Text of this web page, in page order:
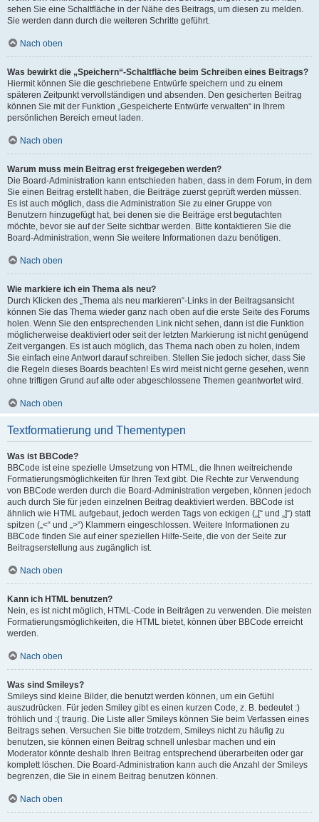
sehen Sie eine Schaltfläche in der Nähe des Beitrags, um diesen zu melden.
Sie werden dann durch die weiteren Schritte geführt.
Nach oben
Was bewirkt die „Speichern“-Schaltfläche beim Schreiben eines Beitrags?
Hiermit können Sie die geschriebene Entwürfe speichern und zu einem
späteren Zeitpunkt vervollständigen und absenden. Den gesicherten Beitrag
können Sie mit der Funktion „Gespeicherte Entwürfe verwalten“ in Ihrem
persönlichen Bereich erneut laden.
Nach oben
Warum muss mein Beitrag erst freigegeben werden?
Die Board-Administration kann entschieden haben, dass in dem Forum, in dem
Sie einen Beitrag erstellt haben, die Beiträge zuerst geprüft werden müssen.
Es ist auch möglich, dass die Administration Sie zu einer Gruppe von
Benutzern hinzugefügt hat, bei denen sie die Beiträge erst begutachten
möchte, bevor sie auf der Seite sichtbar werden. Bitte kontaktieren Sie die
Board-Administration, wenn Sie weitere Informationen dazu benötigen.
Nach oben
Wie markiere ich ein Thema als neu?
Durch Klicken des „Thema als neu markieren“-Links in der Beitragsansicht
können Sie das Thema wieder ganz nach oben auf die erste Seite des Forums
holen. Wenn Sie den entsprechenden Link nicht sehen, dann ist die Funktion
möglicherweise deaktiviert oder seit der letzten Markierung ist nicht genügend
Zeit vergangen. Es ist auch möglich, das Thema nach oben zu holen, indem
Sie einfach eine Antwort darauf schreiben. Stellen Sie jedoch sicher, dass Sie
die Regeln dieses Boards beachten! Es wird meist nicht gerne gesehen, wenn
ohne triftigen Grund auf alte oder abgeschlossene Themen geantwortet wird.
Nach oben
Textformatierung und Thementypen
Was ist BBCode?
BBCode ist eine spezielle Umsetzung von HTML, die Ihnen weitreichende
Formatierungsmöglichkeiten für Ihren Text gibt. Die Rechte zur Verwendung
von BBCode werden durch die Board-Administration vergeben, können jedoch
auch durch Sie für jeden einzelnen Beitrag deaktiviert werden. BBCode ist
ähnlich wie HTML aufgebaut, jedoch werden Tags von eckigen („[“ und „]“) statt
spitzen („<“ und „>“) Klammern eingeschlossen. Weitere Informationen zu
BBCode finden Sie auf einer speziellen Hilfe-Seite, die von der Seite zur
Beitragserstellung aus zugänglich ist.
Nach oben
Kann ich HTML benutzen?
Nein, es ist nicht möglich, HTML-Code in Beiträgen zu verwenden. Die meisten
Formatierungsmöglichkeiten, die HTML bietet, können über BBCode erreicht
werden.
Nach oben
Was sind Smileys?
Smileys sind kleine Bilder, die benutzt werden können, um ein Gefühl
auszudrücken. Für jeden Smiley gibt es einen kurzen Code, z. B. bedeutet :)
fröhlich und :( traurig. Die Liste aller Smileys können Sie beim Verfassen eines
Beitrags sehen. Versuchen Sie bitte trotzdem, Smileys nicht zu häufig zu
benutzen, sie können einen Beitrag schnell unlesbar machen und ein
Moderator könnte deshalb Ihren Beitrag entsprechend überarbeiten oder gar
komplett löschen. Die Board-Administration kann auch die Anzahl der Smileys
begrenzen, die Sie in einem Beitrag benutzen können.
Nach oben